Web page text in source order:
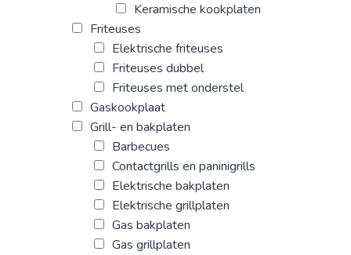
Keramische kookplaten
Friteuses
Elektrische friteuses
Friteuses dubbel
Friteuses met onderstel
Gaskookplaat
Grill- en bakplaten
Barbecues
Contactgrills en paninigrills
Elektrische bakplaten
Elektrische grillplaten
Gas bakplaten
Gas grillplaten